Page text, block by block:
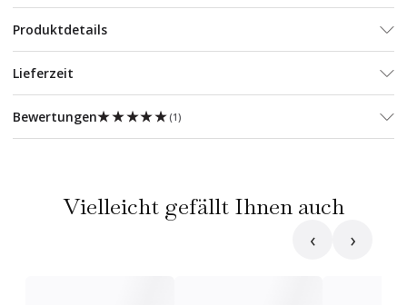
Produktdetails
Lieferzeit
Bewertungen★★★★★
★★★★★(1)
Vielleicht gefällt Ihnen auch
‹ ›